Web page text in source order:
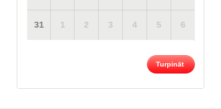
31 1 2 3 4 5 6
Turpināt